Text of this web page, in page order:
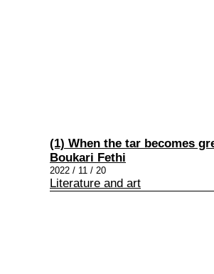
(1) When the tar becomes
Boukari Fethi
2022 / 11 / 20
Literature and art